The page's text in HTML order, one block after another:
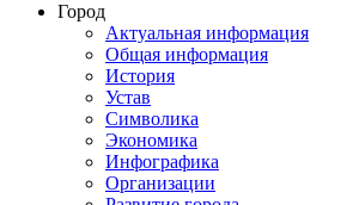
Город
Актуальная информация
Общая информация
История
Устав
Символика
Экономика
Инфографика
Организации